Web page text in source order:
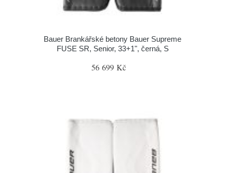
Bauer Brankářské betony Bauer Supreme
FUSE SR, Senior, 33+1", černá, S
56 699 Kč